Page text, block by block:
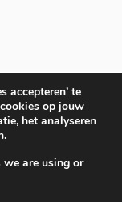
accepteren’ te
op jouw
het analyseren
are using or